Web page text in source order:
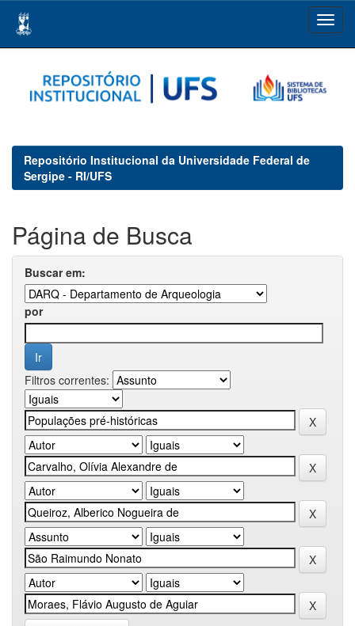
navigation
Repositório Institucional da Universidade Federal de
Sergipe - RI/UFS
Página de Busca
Buscar em:
por
Filtros correntes: